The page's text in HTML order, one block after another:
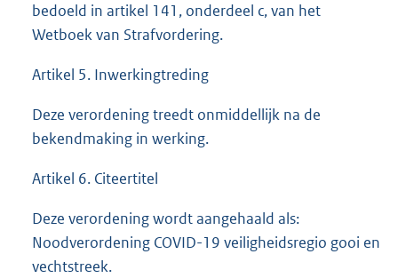
bedoeld in artikel 141, onderdeel c, van het
Wetboek van Strafvordering.
Artikel 5. Inwerkingtreding
Deze verordening treedt onmiddellijk na de
bekendmaking in werking.
Artikel 6. Citeertitel
Deze verordening wordt aangehaald als:
Noodverordening COVID-19 veiligheidsregio gooi en
vechtstreek.